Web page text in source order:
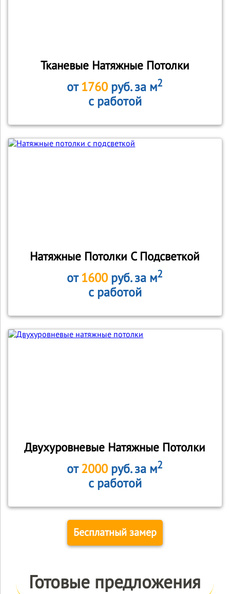
Тканевые Натяжные Потолки
от1760 руб. за м2
с работой
Натяжные Потолки С Подсветкой
от1600 руб. за м2
с работой
Двухуровневые Натяжные Потолки
от2000 руб. за м2
с работой
Бесплатный замер
Готовые предложения